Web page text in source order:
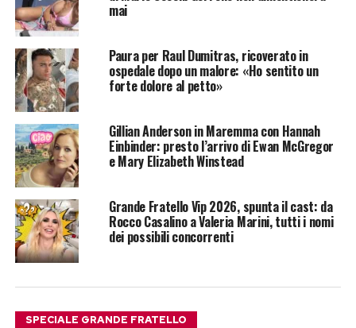
mai
Paura per Raul Dumitras, ricoverato in
ospedale dopo un malore: «Ho sentito un
forte dolore al petto»
Gillian Anderson in Maremma con Hannah
Einbinder: presto l’arrivo di Ewan McGregor
e Mary Elizabeth Winstead
Grande Fratello Vip 2026, spunta il cast: da
Rocco Casalino a Valeria Marini, tutti i nomi
dei possibili concorrenti
SPECIALE GRANDE FRATELLO